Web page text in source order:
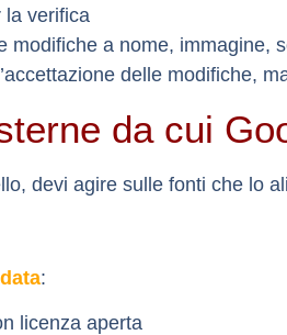
la verifica
modifiche a nome, immagine,
delle modifiche,
da cui
devi agire sulle fonti che lo
:
licenza aperta